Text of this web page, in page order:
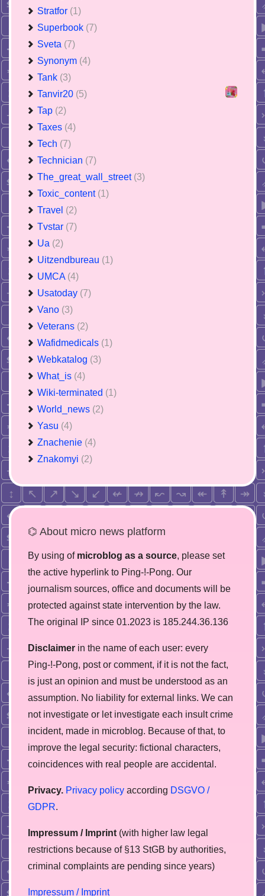
Stratfor (1)
Superbook (7)
Sveta (7)
Synonym (4)
Tank (3)
Tanvir20 (5)
Tap (2)
Taxes (4)
Tech (7)
Technician (7)
The_great_wall_street (3)
Toxic_content (1)
Travel (2)
Tvstar (7)
Ua (2)
Uitzendbureau (1)
UMCA (4)
Usatoday (7)
Vano (3)
Veterans (2)
Wafidmedicals (1)
Webkatalog (3)
What_is (4)
Wiki-terminated (1)
World_news (2)
Yasu (4)
Znachenie (4)
Znakomyi (2)
⌬ About micro news platform
By using of microblog as a source, please set
the active hyperlink to Ping-!-Pong. Our
journalism sources, office and documents will be
protected against state intervention by the law.
The original IP since 01.2023 is 185.244.36.136
Disclaimer in the name of each user: every
Ping-!-Pong, post or comment, if it is not the fact,
is just an opinion and must be understood as an
assumption. No liability for external links. We can
not investigate or let investigate each insult crime
incident, made in microblog. Because of that, to
improve the legal security: fictional characters,
coincidences with real people are accidental.
Privacy. Privacy policy according DSGVO /
GDPR.
Impressum / Imprint (with higher law legal
restrictions because of §13 StGB by authorities,
сriminal complaints are pending since years)
Impressum / Imprint